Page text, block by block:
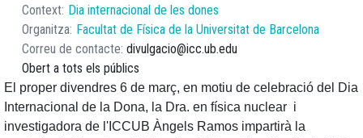
Context Dia internacional de les dones
Organitza Facultat de Física de la Universitat de Barcelona
Correu de contacte divulgacio@icc.ub.edu
Obert a tots els públics
El proper divendres 6 de març, en motiu de celebració del Dia
Internacional de la Dona, la Dra. en física nuclear i
investigadora de l'ICCUB Àngels Ramos impartirà la